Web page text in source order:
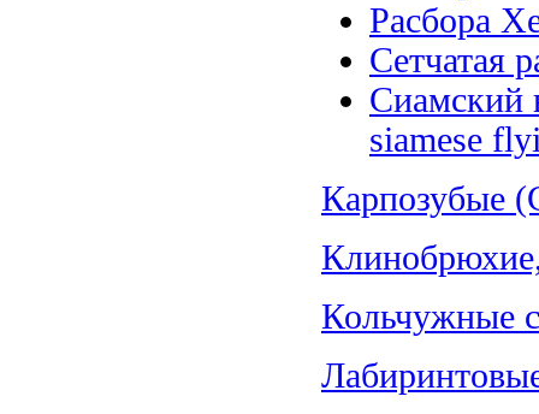
Расбора
Сетчатая
Сиамский
siamese
Карпозубые
Кольчужные